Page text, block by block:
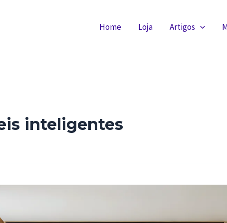
Home Loja Artigos
inteligentes